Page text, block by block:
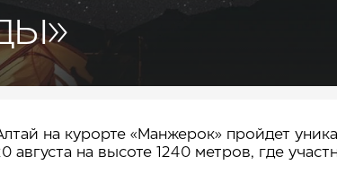
на курорте «Манжерок» пройдет
августа на высоте 1240 метров, где